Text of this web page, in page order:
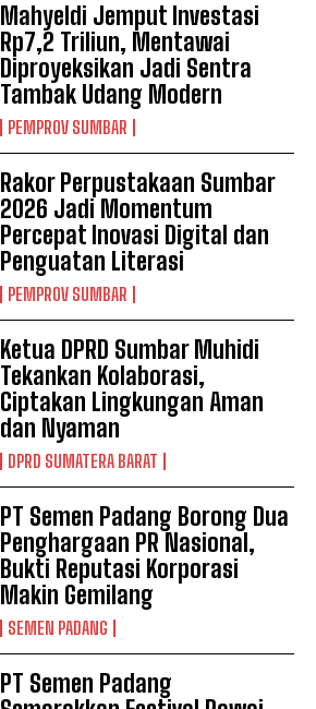
Mahyeldi Jemput Investasi
Rp7,2 Triliun, Mentawai
Diproyeksikan Jadi Sentra
Tambak Udang Modern
PEMPROV SUMBAR
Rakor Perpustakaan Sumbar
2026 Jadi Momentum
Percepat Inovasi Digital dan
Penguatan Literasi
PEMPROV SUMBAR
Ketua DPRD Sumbar Muhidi
Tekankan Kolaborasi,
Ciptakan Lingkungan Aman
dan Nyaman
DPRD SUMATERA BARAT
PT Semen Padang Borong Dua
Penghargaan PR Nasional,
Bukti Reputasi Korporasi
Makin Gemilang
SEMEN PADANG
PT Semen Padang